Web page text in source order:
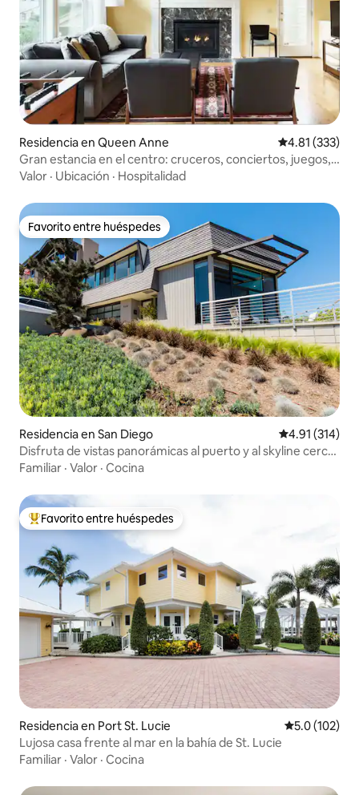
Residencia en Queen Anne Calificación
4.81 (333)
Gran estancia en el centro: cruceros, conciertos, juegos,
SLU
Valor · Ubicación · Hospitalidad
Favorito entre huéspedes
Favorito entre huéspedes
Residencia en San Diego Calificación
4.91 (314)
Disfruta de vistas panorámicas al puerto y al skyline cerca
de Shelter Island
Familiar · Valor · Cocina
De los mejores en Favorito entre huéspedes
Favorito entre huéspedes
Residencia en Port St. Lucie Calificación
5.0 (102)
Lujosa casa frente al mar en la bahía de St. Lucie
Familiar · Valor · Cocina